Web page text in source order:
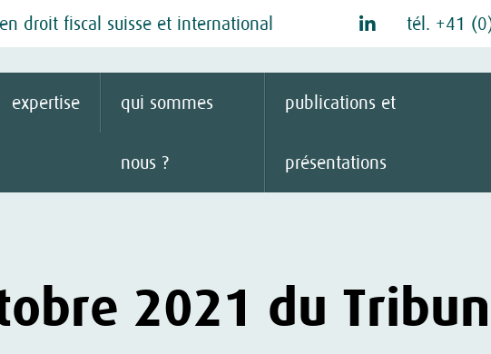
droit fiscal suisse et international tél. +41
expertise qui sommes
nous ?
publications et
présentations
2021 du